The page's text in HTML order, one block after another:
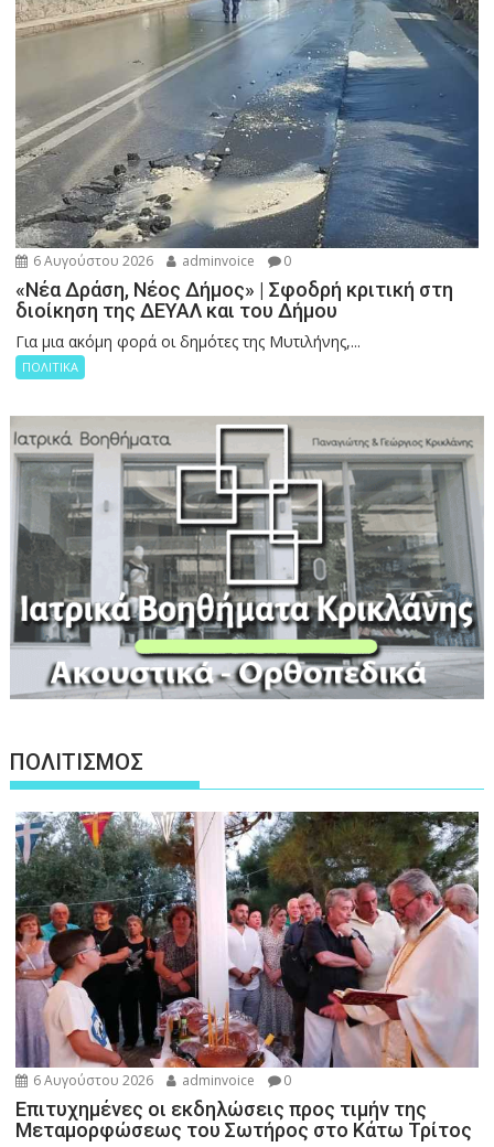
6 Αυγούστου 2026 adminvoice 0
«Νέα Δράση, Νέος Δήμος» | Σφοδρή κριτική στη
διοίκηση της ΔΕΥΑΛ και του Δήμου
Για μια ακόμη φορά οι δημότες της Μυτιλήνης,...
ΠΟΛΙΤΙΚΑ
ΠΟΛΙΤΙΣΜΟΣ
6 Αυγούστου 2026 adminvoice 0
Επιτυχημένες οι εκδηλώσεις προς τιμήν της
Μεταμορφώσεως του Σωτήρος στο Κάτω Τρίτος